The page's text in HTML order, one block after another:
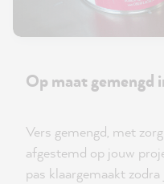
Op maat gemengd
Vers gemengd, met
afgestemd op jouw
pas klaargemaakt